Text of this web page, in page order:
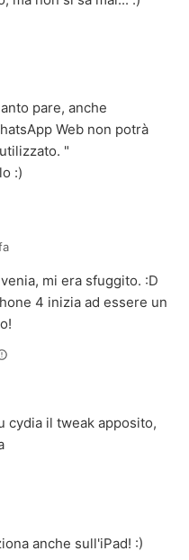
pare, anche
Web non potrà
"
:)
mi era sfuggito. :D
4 inizia ad essere un
cydia il tweak apposito,
anche sull'iPad! :)